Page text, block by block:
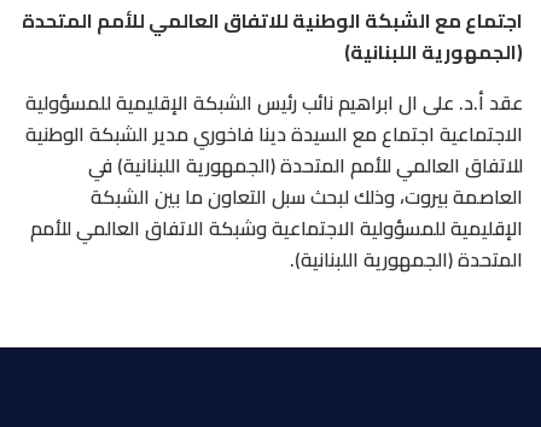
اجتماع مع الشبكة الوطنية للاتفاق العالمي للأمم المتحدة
(الجمهورية اللبنانية)
عقد أ.د. على ال ابراهيم نائب رئيس الشبكة الإقليمية للمسؤولية
الاجتماعية اجتماع مع السيدة دينا فاخوري مدير الشبكة الوطنية
للاتفاق العالمي للأمم المتحدة (الجمهورية اللبنانية) في
العاصمة بيروت، وذلك لبحث سبل التعاون ما بين الشبكة
الإقليمية للمسؤولية الاجتماعية وشبكة الاتفاق العالمي للأمم
المتحدة (الجمهورية اللبنانية).